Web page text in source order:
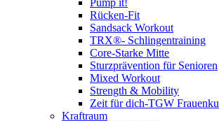
Pump it!
Rücken-Fit
Sandsack Workout
TRX®- Schlingentraining
Core-Starke Mitte
Sturzprävention für Senioren
Mixed Workout
Strength & Mobility
Zeit für dich-TGW
Kraftraum